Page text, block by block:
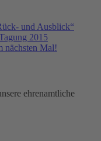
und Ausblick“
2015
nächsten Mal!
ehrenamtliche